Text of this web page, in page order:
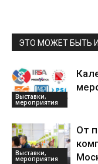
ЭТО МОЖЕТ БЫТЬ
Выставки,
мероприятия
Выставки,
мероприятия
От